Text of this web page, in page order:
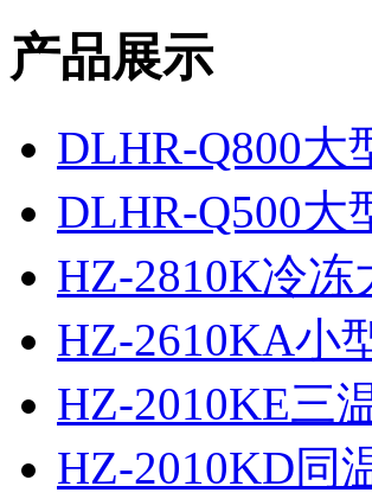
产品展示
DLHR-Q800大
DLHR-Q500大
HZ-2810K冷冻
HZ-2610KA小
HZ-2010KE三
HZ-2010KD同